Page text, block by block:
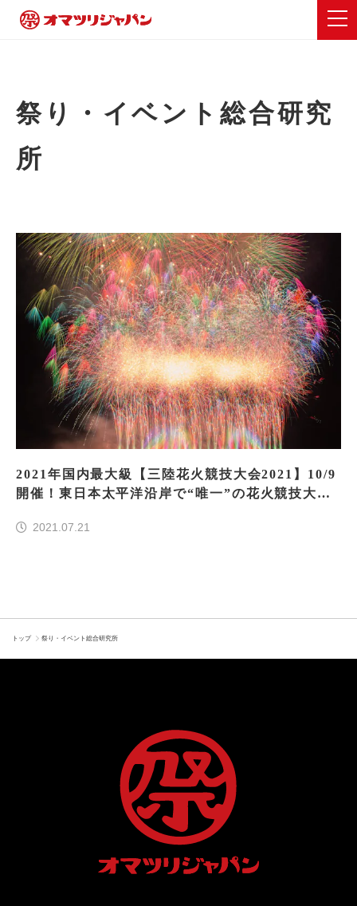
祭り・イベント総合研究
所
2021年国内最大級【三陸花火競技大会2021】10/9
開催！東日本太平洋沿岸で“唯一”の花火競技大会
2021.07.21
トップ 祭り・イベント総合研究所